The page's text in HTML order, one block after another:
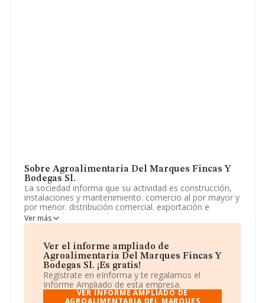
Sobre Agroalimentaria Del Marques Fincas Y
Bodegas Sl.
La sociedad informa que su actividad es construcción,
instalaciones y mantenimiento. comercio al por mayor y
por menor. distribución comercial. exportación e
importación. actividades inmobiliarias. industria
manufactureras y textiles. turismo, hostelería y
registrada como Sociedad Limitada. Su actividad CNAE
es 'Intermediarios del comercio de productos
alimenticios, bebidas y tabaco' con código 4617. La
compañía no tiene actividad en mercados exteriores.
Atendiendo a los datos disponibles en INFORMA, el
Ver más
Ver el informe ampliado de
Agroalimentaria Del Marques Fincas Y
Bodegas Sl. ¡Es gratis!
Regístrate en eInforma y te regalamos el
Informe Ampliado de esta empresa.
VER INFORME AMPLIADO DE
AGROALIMENTARIA DEL MARQUES